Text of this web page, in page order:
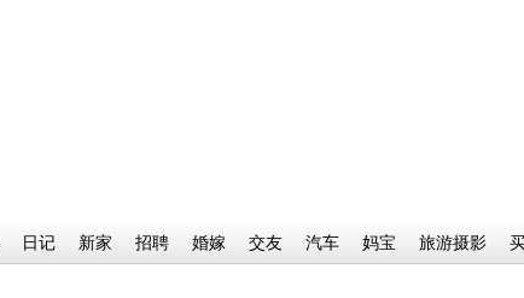
日记 新家 招聘 婚嫁 交友 汽车 妈宝 旅游摄影